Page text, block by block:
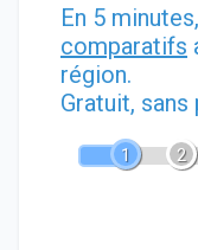
En 5
comparatifs
région.
Gratuit, sans
1 2